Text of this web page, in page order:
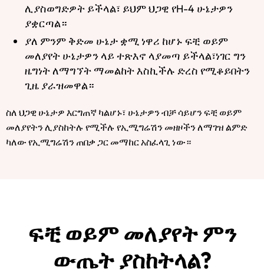
ሊያስወግድዎት ይችላል፣ ይህም ህጋዊ የH-4 ሁኔታዎን
ያቋርጣል።
ያለ ምንም ቅድመ ሁኔታ ቋሚ ነዋሪ ከሆኑ ፍቺ ወይም
መለያየት ሁኔታዎን ላይ ተጽእኖ ላያመጣ ይችላል፣ነገር ግን
ዜግነት ለማግኘት ማመልከት እስኪችሉ ድረስ የሚቆይበትን
ጊዜ ያራዝመዋል።
ስለ ህጋዊ ሁኔታዎ እርግጠኛ ካልሆኑ፣ ሁኔታዎን ብቻ ሳይሆን ፍቺ ወይም
መለያየትን ሊያስከትሉ የሚችሉ የኢሚግሬሽን መዘዞችን ለማገዝ ልምድ
ካለው የኢሚግሬሽን ጠበቃ ጋር መማከር አስፈላጊ ነው።
ፍቺ ወይም መለያየት ምን
ውጤት ያስከትላል?